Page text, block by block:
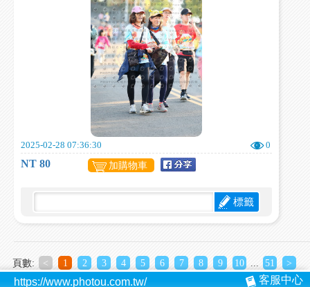
2025-02-28 07:36:30 0
NT 80 加購物車
標籤
頁數: < 1 2 3 4 5 6 7 8 9 10 51 >
https://www.photou.com.tw/ 客服中心